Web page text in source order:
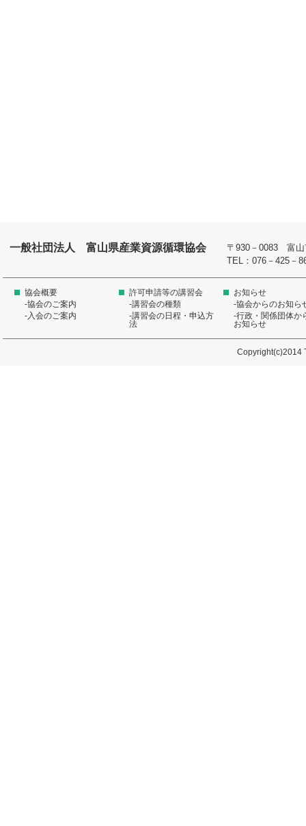
一般社団法人 富山県産業資源循環協会
〒930－0083 富山
TEL：076－425
協会概要
-協会のご案内
-入会のご案内
許可申請等の講習会
-講習会の種類
-講習会の日程・申込方
法
お知らせ
-協会からのお知ら
-行政・関係団体か
お知らせ
Copyright(c)2014